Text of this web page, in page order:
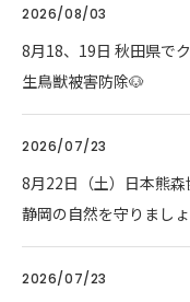
2026/08/03
8月18、19日 秋田県で
生鳥獣被害防除🐶
2026/07/23
8月22日（土）日本熊
静岡の自然を守りましょ
2026/07/23